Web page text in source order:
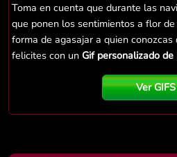
Toma en cuenta que durante las
que ponen los sentimientos a flor
forma de agasajar a quien
felicites con un Gif personalizado
Ver GIFS